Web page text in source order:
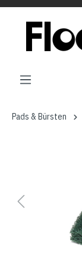
Pads & Bürsten